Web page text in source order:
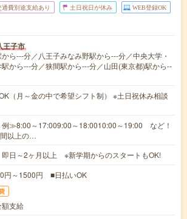
通費別途支給あり 土日祝日が休み WEB登録OK
王子市
から---分／八王子みなみ野駅から---分／中央大学・
から---分／狭間駅から---分／山田(東京都)駅から--
（月～金の中で希望シフト制） ※土日祝休み相談
≫8:00～17:009:00～18:0010:00～19:00 など！
以上の…
即日～2ヶ月以上 ※新学期からのスタートもOK!
円～1500円 ■日払いOK
支給